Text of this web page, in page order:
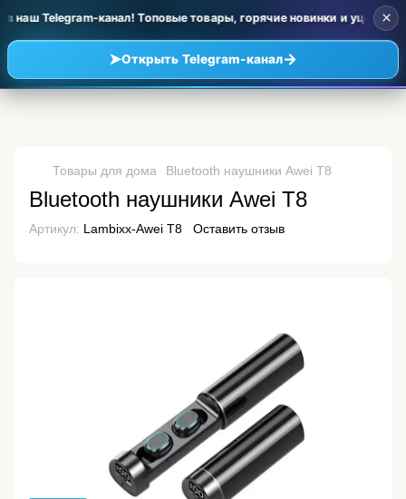
Telegram-канал! Топовые товары, горячие новинки и уценка
➤Открыть Telegram-канал→
×
Товары для дома Bluetooth наушники Awei T8
Bluetooth наушники Awei T8
Артикул: Lambixx-Awei T8 Оставить отзыв